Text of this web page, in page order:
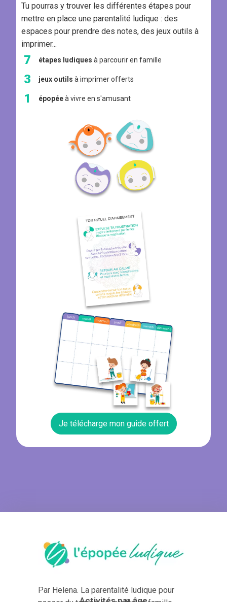
Tu pourras y trouver les différentes étapes pour
mettre en place une parentalité ludique : des
espaces pour prendre des notes, des jeux outils à
imprimer...
7 étapes ludiques à parcourir en famille
3 jeux outils à imprimer offerts
1 épopéeà vivre en s'amusant
Je télécharge mon guide offert
Par Helena. La parentalité ludique pour